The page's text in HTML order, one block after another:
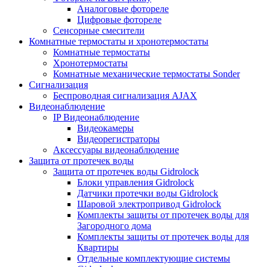
Аналоговые фотореле
Цифровые фотореле
Сенсорные смесители
Комнатные термостаты и хронотермостаты
Комнатные термостаты
Хронотермостаты
Комнатные механические термостаты Sonder
Сигнализация
Беспроводная сигнализация AJAX
Видеонаблюдение
IP Видеонаблюдение
Видеокамеры
Видеорегистраторы
Аксессуары видеонаблюдение
Защита от протечек воды
Защита от протечек воды Gidrolock
Блоки управления Gidrolock
Датчики протечки воды Gidrolock
Шаровой электропривод Gidrolock
Комплекты защиты от протечек воды для
Загородного дома
Комплекты защиты от протечек воды для
Квартиры
Отдельные комплектующие системы